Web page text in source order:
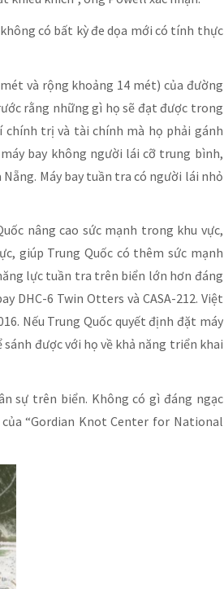
có bất kỳ đe dọa mới có tính thực
và rộng khoảng 14 mét) của đường
rằng những gì họ sẽ đạt được trong
chính trị và tài chính mà họ phải gánh
bay không người lái cỡ trung bình,
Máy bay tuần tra có người lái nhỏ
nâng cao sức mạnh trong khu vực,
giúp Trung Quốc có thêm sức mạnh
lực tuần tra trên biển lớn hơn đáng
DHC-6 Twin Otters và CASA-212. Việt
Nếu Trung Quốc quyết định đặt máy
được với họ về khả năng triển khai
sự trên biển. Không có gì đáng ngạc
“Gordian Knot Center for National